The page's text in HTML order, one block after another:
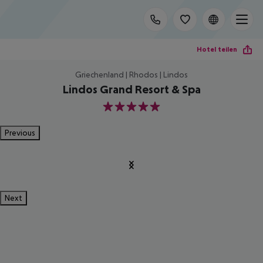
Hotel teilen
Griechenland | Rhodos | Lindos
Lindos Grand Resort & Spa
5
Previous
Next